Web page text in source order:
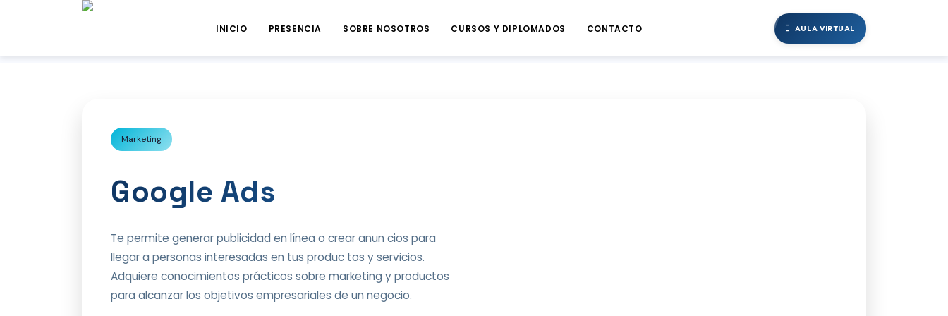
INICIO PRESENCIA SOBRE NOSOTROS CURSOS Y DIPLOMADOS CONTACTO AULA VIRTUAL
Marketing
Google Ads
Te permite generar publicidad en línea o crear anun cios para
llegar a personas interesadas en tus produc tos y servicios.
Adquiere conocimientos prácticos sobre marketing y productos
para alcanzar los objetivos empresariales de un negocio.